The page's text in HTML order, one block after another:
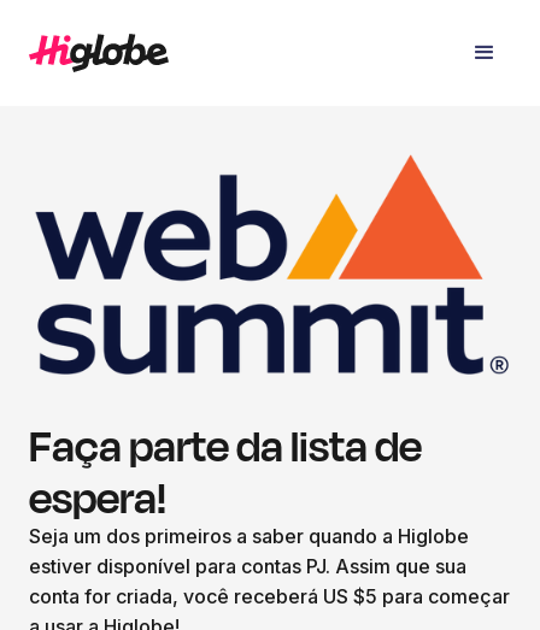
Faça parte da lista de
espera!
Seja um dos primeiros a saber quando a Higlobe
estiver disponível para contas PJ. Assim que sua
conta for criada, você receberá US $5 para começar